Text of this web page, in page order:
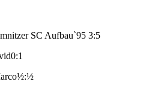
SC Aufbau`95 3:5